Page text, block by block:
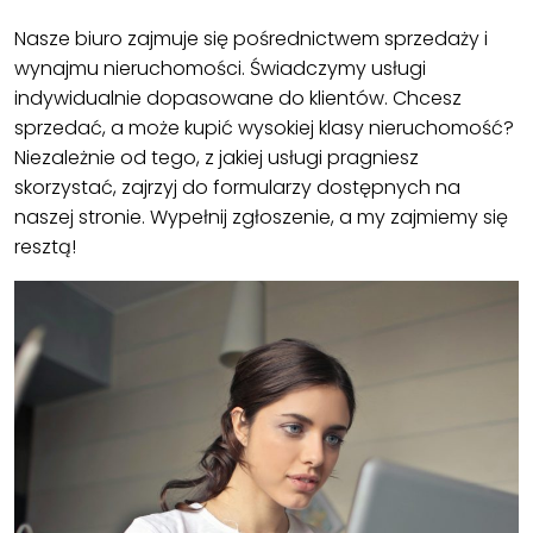
Nasze biuro zajmuje się pośrednictwem sprzedaży i
wynajmu nieruchomości. Świadczymy usługi
indywidualnie dopasowane do klientów. Chcesz
sprzedać, a może kupić wysokiej klasy nieruchomość?
Niezależnie od tego, z jakiej usługi pragniesz
skorzystać, zajrzyj do formularzy dostępnych na
naszej stronie. Wypełnij zgłoszenie, a my zajmiemy się
resztą!